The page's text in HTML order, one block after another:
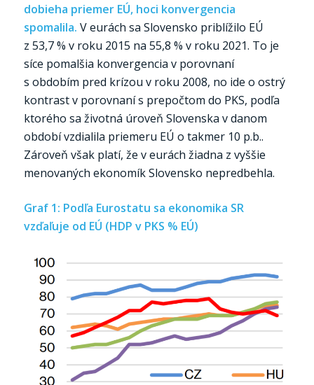
dobieha priemer EÚ, hoci konvergencia
spomalila. V eurách sa Slovensko priblížilo EÚ
z 53,7 % v roku 2015 na 55,8 % v roku 2021. To je
síce pomalšia konvergencia v porovnaní
s obdobím pred krízou v roku 2008, no ide o ostrý
kontrast v porovnaní s prepočtom do PKS, podľa
ktorého sa životná úroveň Slovenska v danom
období vzdialila priemeru EÚ o takmer 10 p.b..
Zároveň však platí, že v eurách žiadna z vyššie
menovaných ekonomík Slovensko nepredbehla.
Graf 1: Podľa Eurostatu sa ekonomika SR
vzďaľuje od EÚ (HDP v PKS % EÚ)